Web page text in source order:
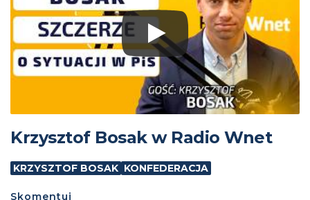
Krzysztof Bosak w Radio Wnet
KRZYSZTOF BOSAK KONFEDERACJA
Skomentuj